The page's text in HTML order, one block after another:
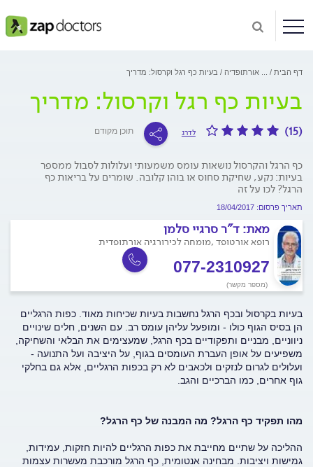
דף הבית אורתופדיה בעיות כף רגל וקרסול: מדריך
בעיות כף רגל וקרסול: מדריך
(15) לדרג תוכן מקודם
כף הרגל והקרסול נושאות עומס משמעותי ועלולות לסבול ממספר
בעיות: נקע, שחיקת סחוס או בוהן קלובה. שומרים על בריאות כף
הרגל? לכו על זה
תאריך פרסום: 18/04/2017
מאת: ד"ר סרגיי סלמן
רופא אורטופד ,מומחה לכירורגיה אורתופדית
077-2310927
(מספר מקשר)
בעיות בקרסול ובכף הרגל נחשבות בעיות שכיחות מאוד. כפות הרגליים
הן בסיס הגוף כולו - ומופעל עליהן עומס רב. עם השנים, חלים שינויים
ניווניים, מבניים ותפקודיים בכף הרגל, שמעצימים את הבלאי והשחיקה,
משפיעים על אופן העברת העומסים בגוף, על היציבה ועל התנועה -
ועלולים לגרום לנזקים ולכאבים לא רק בכפות הרגליים, אלא גם בחלקי
גוף אחרים, כמו הברכיים והגב.
מהו תפקיד כף הרגל? מה המבנה של כף הרגל?
ההליכה על שתיים מחייבת את כפות הרגליים להיות חזקות, עמידות,
גמישות ויציבות. מבחינה אנטומית, כף הרגל מורכבת מעשרות עצמות